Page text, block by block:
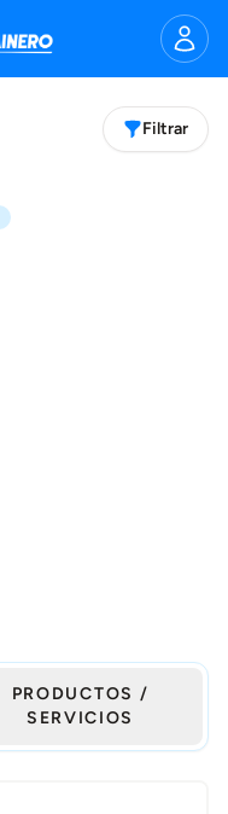
Filtrar
PRODUCTOS /
SERVICIOS